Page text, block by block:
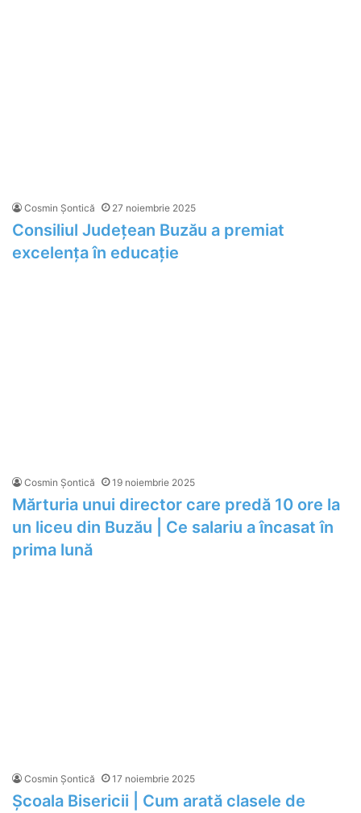
Cosmin Șontică 27 noiembrie 2025
Consiliul Județean Buzău a premiat
excelența în educație
Cosmin Șontică 19 noiembrie 2025
Mărturia unui director care predă 10 ore la
un liceu din Buzău | Ce salariu a încasat în
prima lună
Cosmin Șontică 17 noiembrie 2025
Școala Bisericii | Cum arată clasele de